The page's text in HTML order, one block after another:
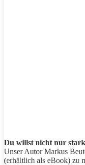
Du willst nicht nur stark
Unser Autor Markus
(erhältlich als eBook) zu